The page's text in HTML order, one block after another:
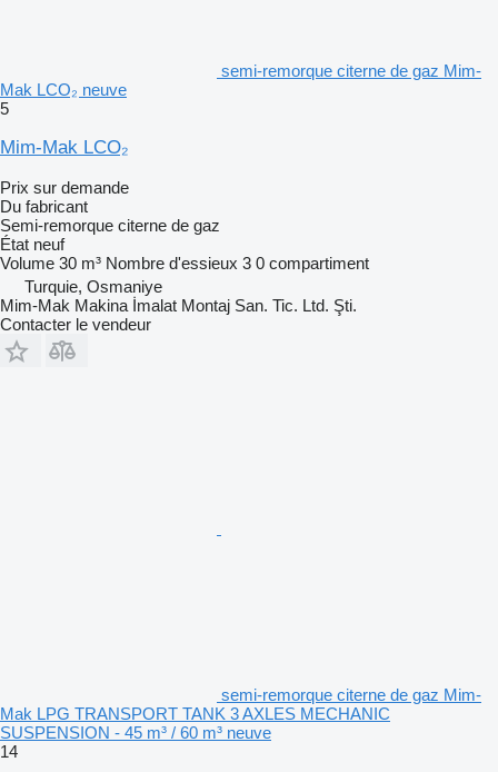
semi-remorque citerne de gaz Mim-
Mak LCO₂ neuve
5
Mim-Mak LCO₂
Prix sur demande
Du fabricant
Semi-remorque citerne de gaz
État neuf
Volume 30 m³ Nombre d'essieux 3 0 compartiment
Turquie, Osmaniye
Mim-Mak Makina İmalat Montaj San. Tic. Ltd. Şti.
Contacter le vendeur
semi-remorque citerne de gaz Mim-
Mak LPG TRANSPORT TANK 3 AXLES MECHANIC
SUSPENSION - 45 m³ / 60 m³ neuve
14